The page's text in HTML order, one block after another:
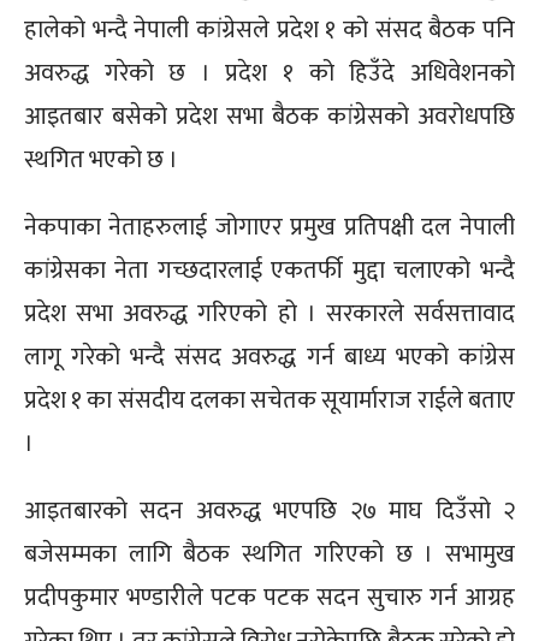
हालेको भन्दै नेपाली कांग्रेसले प्रदेश १ को संसद बैठक पनि
अवरुद्ध गरेको छ । प्रदेश १ को हिउँदे अधिवेशनको
आइतबार बसेको प्रदेश सभा बैठक कांग्रेसको अवरोधपछि
स्थगित भएको छ ।
नेकपाका नेताहरुलाई जोगाएर प्रमुख प्रतिपक्षी दल नेपाली
कांग्रेसका नेता गच्छदारलाई एकतर्फी मुद्दा चलाएको भन्दै
प्रदेश सभा अवरुद्ध गरिएको हो । सरकारले सर्वसत्तावाद
लागू गरेको भन्दै संसद अवरुद्ध गर्न बाध्य भएको कांग्रेस
प्रदेश १ का संसदीय दलका सचेतक सूयार्माराज राईले बताए
।
आइतबारको सदन अवरुद्ध भएपछि २७ माघ दिउँसो २
बजेसम्मका लागि बैठक स्थगित गरिएको छ । सभामुख
प्रदीपकुमार भण्डारीले पटक पटक सदन सुचारु गर्न आग्रह